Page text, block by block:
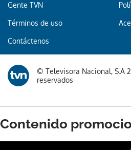
Gente TVN
Términos de uso
Contáctenos
© Televisora Nacional, S.A
reservados